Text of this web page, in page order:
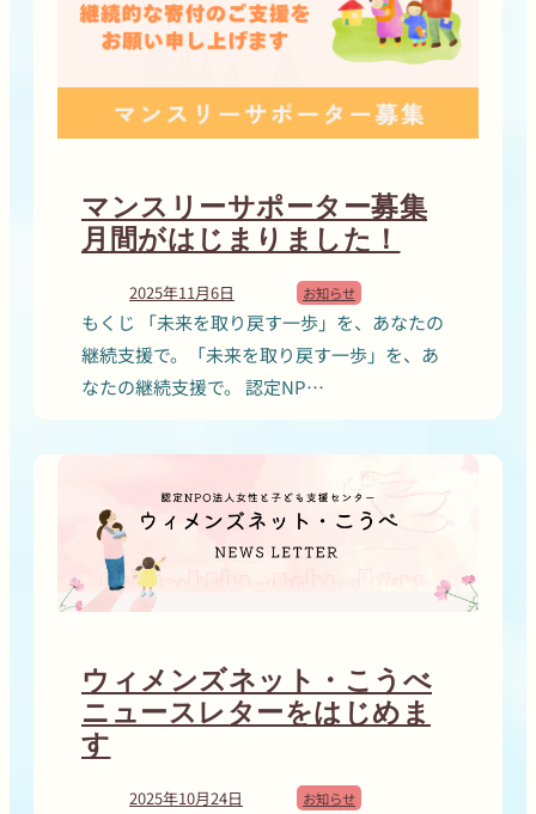
マンスリーサポーター募集
月間がはじまりました！
2025年11月6日 お知らせ
もくじ 「未来を取り戻す一歩」を、あなたの
継続支援で。「未来を取り戻す一歩」を、あ
なたの継続支援で。 認定NP…
ウィメンズネット・こうべ
ニュースレターをはじめま
す
2025年10月24日 お知らせ